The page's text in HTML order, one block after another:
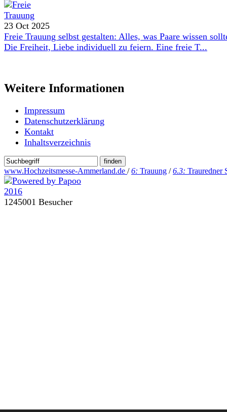
23 Oct 2025
Freie Trauung selbst gestalten: Alles, was Paare wissen
Die Freiheit, Liebe individuell zu feiern. Eine freie T...
Weitere Informationen
Impressum
Datenschutzerklärung
Kontakt
Inhaltsverzeichnis
www.Hochzeitsmesse-Ammerland.de /6: Trauung /6.3: Trauredner
1245001 Besucher